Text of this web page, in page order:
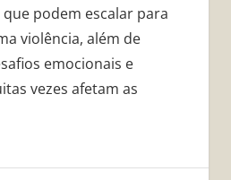
podem escalar para
violência, além de
emocionais e
vezes afetam as